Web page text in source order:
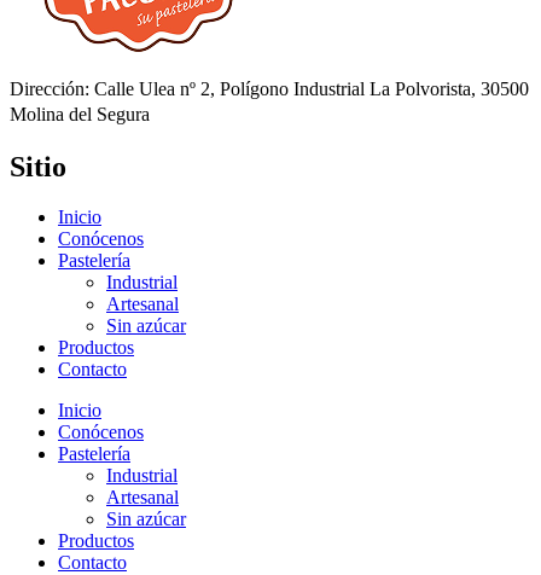
Dirección: Calle Ulea nº 2, Polígono Industrial La Polvorista, 30500
Molina del Segura
Sitio
Inicio
Conócenos
Pastelería
Industrial
Artesanal
Sin azúcar
Productos
Contacto
Inicio
Conócenos
Pastelería
Industrial
Artesanal
Sin azúcar
Productos
Contacto